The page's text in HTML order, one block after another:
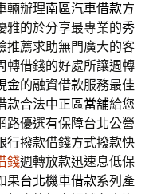
輛辦理南區汽車借款方
雅的於分享最專業的秀
推薦求助無門廣大的客
轉借錢的好處所讓週轉
金的融資借款服務最佳
款合法中正區當舖給您
路優選有保障台北公營
行撥款借錢方式撥款快
錢週轉放款迅速息低保
果台北機車借款系列產